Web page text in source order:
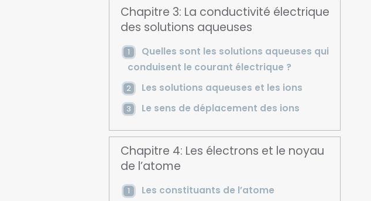
Chapitre 3: La conductivité électrique
des solutions aqueuses
Quelles sont les solutions aqueuses qui
conduisent le courant électrique ?
Les solutions aqueuses et les ions
Le sens de déplacement des ions
Chapitre 4: Les électrons et le noyau
de l’atome
Les constituants de l’atome